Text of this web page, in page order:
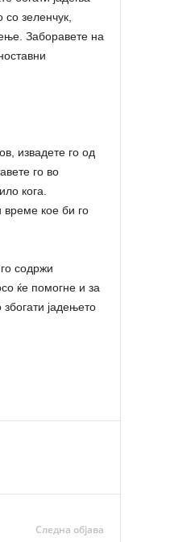
зеленчук,
Заборавете на
извадете го од
го во
кога.
време кое би го
содржи
ќе помогне и за
јадењето
Следна објава